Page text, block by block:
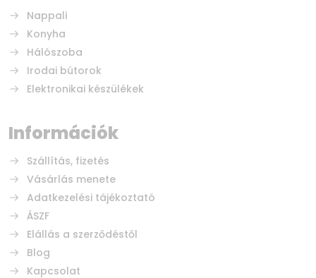
Nappali
Konyha
Hálószoba
Irodai bútorok
Elektronikai készülékek
Információk
Szállítás, fizetés
Vásárlás menete
Adatkezelési tájékoztató
ÁSZF
Elállás a szerződéstől
Blog
Kapcsolat